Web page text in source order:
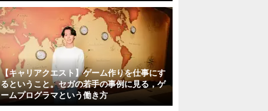
【キャリアクエスト】ゲーム作りを仕事にす
るということ。セガの若手の事例に見る，ゲ
ームプログラマという働き方